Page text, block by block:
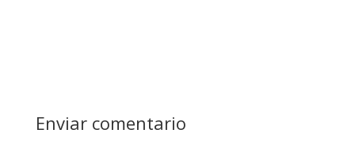
Enviar comentario